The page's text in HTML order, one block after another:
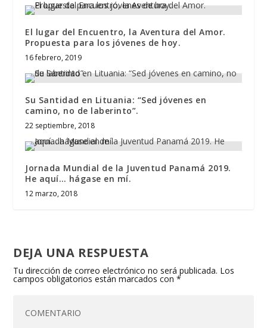
El lugar del Encuentro, la Aventura del Amor.
Propuesta para los jóvenes de hoy.
16 febrero, 2019
Su Santidad en Lituania: “Sed jóvenes en
camino, no de laberinto”.
22 septiembre, 2018
Jornada Mundial de la Juventud Panamá 2019.
He aquí… hágase en mí.
12 marzo, 2018
DEJA UNA RESPUESTA
Tu dirección de correo electrónico no será publicada. Los
campos obligatorios están marcados con*